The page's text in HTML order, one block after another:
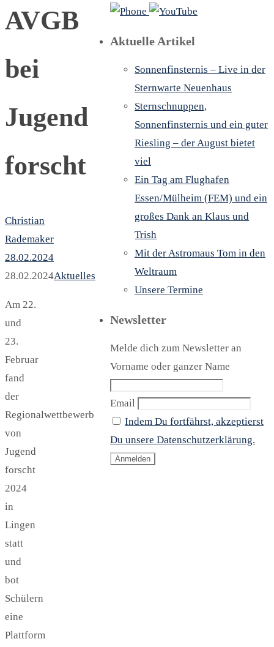
AVGB
bei
Jugend
forscht
Christian
Rademaker
28.02.2024
28.02.2024Aktuelles
Am 22.
und
23.
Februar
fand
der
Regionalwettbewerb
von
Jugend
forscht
2024
in
Lingen
statt
und
bot
Schülern
eine
Plattform
Aktuelle Artikel
Sonnenfinsternis – Live in der
Sternwarte Neuenhaus
Sternschnuppen,
Sonnenfinsternis und ein guter
Riesling – der August bietet
viel
Ein Tag am Flughafen
Essen/Mülheim (FEM) und ein
großes Dank an Klaus und
Trish
Mit der Astromaus Tom in den
Weltraum
Unsere Termine
Newsletter
Melde dich zum Newsletter an
Vorname oder ganzer Name
Email
Indem Du fortfährst, akzeptierst
Du unsere Datenschutzerklärung.